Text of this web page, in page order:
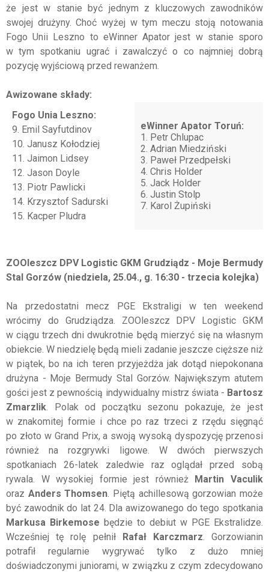
że jest w stanie być jednym z kluczowych zawodników
swojej drużyny. Choć wyżej w tym meczu stoją notowania
Fogo Unii Leszno to eWinner Apator jest w stanie sporo
w tym spotkaniu ugrać i zawalczyć o co najmniej dobrą
pozycję wyjściową przed rewanżem.
Awizowane składy:
Fogo Unia Leszno:
9. Emil Sayfutdinov
10. Janusz Kołodziej
11. Jaimon Lidsey
12. Jason Doyle
13. Piotr Pawlicki
14. Krzysztof Sadurski
15. Kacper Pludra
eWinner Apator Toruń:
1. Petr Chlupac
2. Adrian Miedziński
3. Paweł Przedpełski
4. Chris Holder
5. Jack Holder
6. Justin Stolp
7. Karol Żupiński
ZOOleszcz DPV Logistic GKM Grudziądz - Moje Bermudy
Stal Gorzów (niedziela, 25.04., g. 16:30 - trzecia kolejka)
Na przedostatni mecz PGE Ekstraligi w ten weekend
wrócimy do Grudziądza. ZOOleszcz DPV Logistic GKM
w ciągu trzech dni dwukrotnie będą mierzyć się na własnym
obiekcie. W niedzielę będą mieli zadanie jeszcze cięższe niż
w piątek, bo na ich teren przyjeżdża jak dotąd niepokonana
drużyna - Moje Bermudy Stal Gorzów. Największym atutem
gości jest z pewnością indywidualny mistrz świata - Bartosz
Zmarzlik. Polak od początku sezonu pokazuje, że jest
w znakomitej formie i chce po raz trzeci z rzędu sięgnąć
po złoto w Grand Prix, a swoją wysoką dyspozycję przenosi
również na rozgrywki ligowe. W dwóch pierwszych
spotkaniach 26-latek zaledwie raz oglądał przed sobą
rywala. W wysokiej formie jest również Martin Vaculik
oraz Anders Thomsen. Piętą achillesową gorzowian może
być zawodnik do lat 24. Dla awizowanego do tego spotkania
Markusa Birkemose będzie to debiut w PGE Ekstralidze.
Wcześniej tę rolę pełnił Rafał Karczmarz. Gorzowianin
potrafił regularnie wygrywać tylko z dużo mniej
doświadczonymi juniorami, w związku z czym zdecydowano